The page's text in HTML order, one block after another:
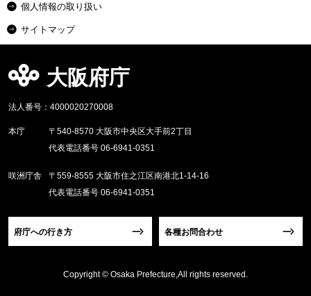
個人情報の取り扱い
サイトマップ
大阪府庁
法人番号：4000020270008
本庁
〒540-8570 大阪市中央区大手前2丁目
代表電話番号 06-6941-0351
咲洲庁舎
〒559-8555 大阪市住之江区南港北1-14-16
代表電話番号 06-6941-0351
府庁への行き方 各種お問合わせ
Copyright © Osaka Prefecture,All rights reserved.